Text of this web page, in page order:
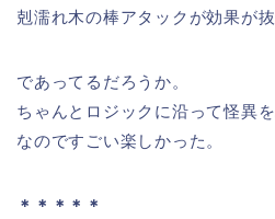
剋濡れ木の棒アタックが効果が
であってるだろうか。
ちゃんとロジックに沿って怪異
なのですごい楽しかった。
＊＊＊＊＊